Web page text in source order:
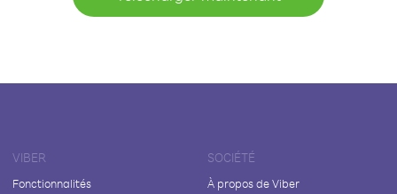
VIBER
Fonctionnalités
SOCIÉTÉ
À propos de Viber